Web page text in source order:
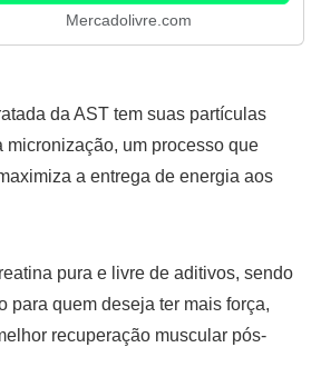
Mercadolivre.com
da AST tem suas partículas
micronização, um processo que
a entrega de energia aos
pura e livre de aditivos, sendo
para quem deseja ter mais força,
recuperação muscular pós-